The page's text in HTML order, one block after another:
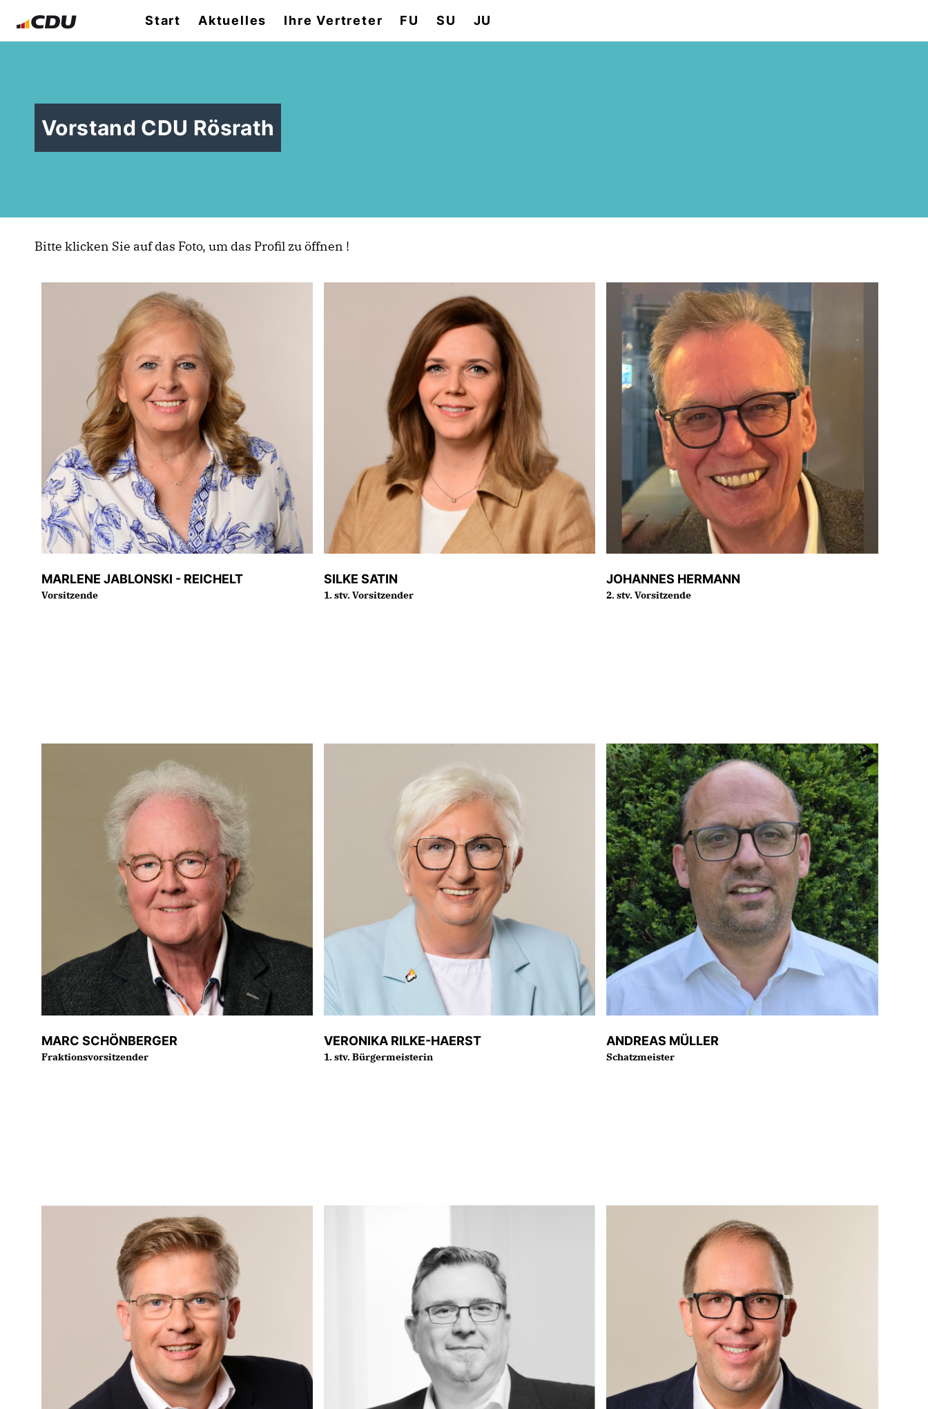
Start Aktuelles Ihre Vertreter FU SU JU
Vorstand CDU Rösrath
Bitte klicken Sie auf das Foto, um das Profil zu öffnen !
MARLENE JABLONSKI - REICHELT
Vorsitzende
SILKE SATIN
1. stv. Vorsitzender
JOHANNES HERMANN
2. stv. Vorsitzende
MARC SCHÖNBERGER
Fraktionsvorsitzender
VERONIKA RILKE-HAERST
1. stv. Bürgermeisterin
ANDREAS MÜLLER
Schatzmeister